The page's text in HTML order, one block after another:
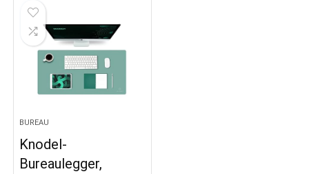
BUREAU
Knodel-
Bureaulegger,